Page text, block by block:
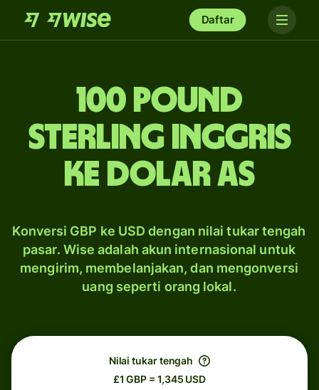
Daftar
100 pound
sterling Inggris
ke dolar AS
Konversi GBP ke USD dengan nilai tukar tengah
pasar. Wise adalah akun internasional untuk
mengirim, membelanjakan, dan mengonversi
uang seperti orang lokal.
Nilai tukar tengah
£1 GBP = 1,345 USD